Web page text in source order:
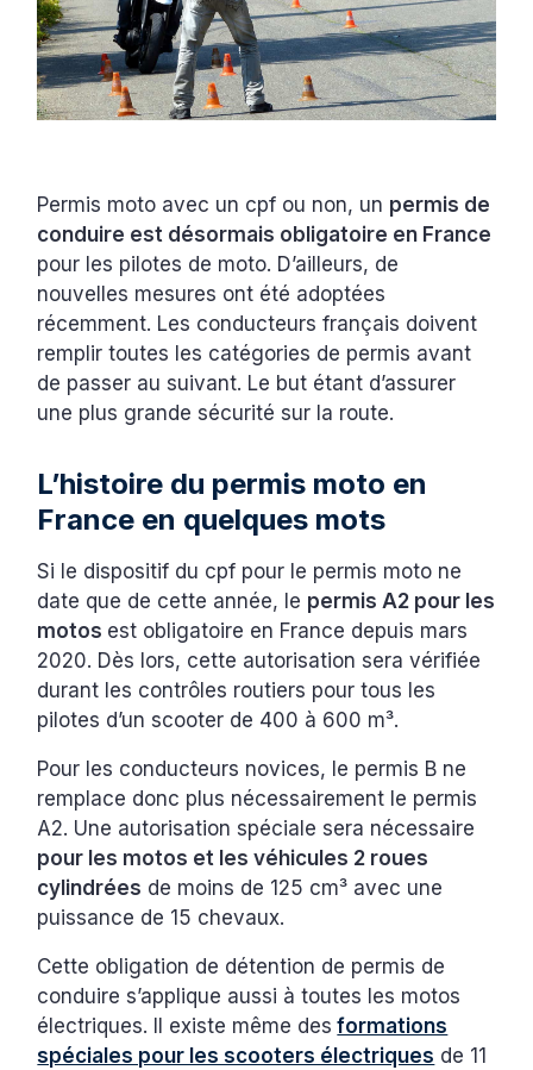
Permis moto avec un cpf ou non, un permis de
conduire est désormais obligatoire en France
pour les pilotes de moto. D’ailleurs, de
nouvelles mesures ont été adoptées
récemment. Les conducteurs français doivent
remplir toutes les catégories de permis avant
de passer au suivant. Le but étant d’assurer
une plus grande sécurité sur la route.
L’histoire du permis moto en
France en quelques mots
Si le dispositif du cpf pour le permis moto ne
date que de cette année, le permis A2 pour les
motos est obligatoire en France depuis mars
2020. Dès lors, cette autorisation sera vérifiée
durant les contrôles routiers pour tous les
pilotes d’un scooter de 400 à 600 m³.
Pour les conducteurs novices, le permis B ne
remplace donc plus nécessairement le permis
A2. Une autorisation spéciale sera nécessaire
pour les motos et les véhicules 2 roues
cylindrées de moins de 125 cm³ avec une
puissance de 15 chevaux.
Cette obligation de détention de permis de
conduire s’applique aussi à toutes les motos
électriques. Il existe même des formations
spéciales pour les scooters électriques de 11